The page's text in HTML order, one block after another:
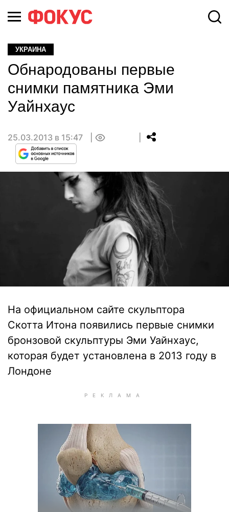
УКРАИНА
Обнародованы первые
снимки памятника Эми
Уайнхаус
25.03.2013 в 15:47
На официальном сайте скульптора
Скотта Итона появились первые снимки
бронзовой скульптуры Эми Уайнхаус,
которая будет установлена в 2013 году в
Лондоне